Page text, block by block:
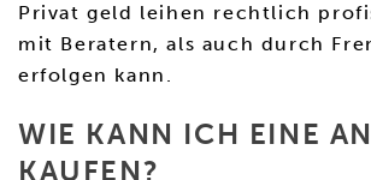
Privat geld leihen rechtlich
mit Beratern, als auch durch
erfolgen kann.
WIE KANN ICH EINE
KAUFEN?